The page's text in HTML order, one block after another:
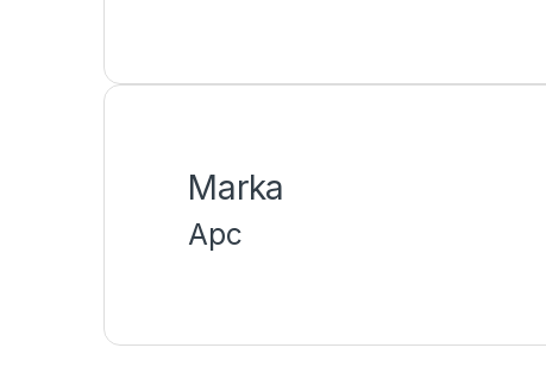
Marka
Apc